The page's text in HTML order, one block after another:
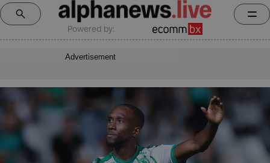
Powered by:
Advertisement